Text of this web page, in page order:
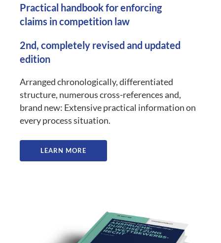
Practical handbook for enforcing
claims in competition law
2nd, completely revised and updated
edition
Arranged chronologically, differentiated
structure, numerous cross-references and,
brand new: Extensive practical information on
every process situation.
LEARN MORE